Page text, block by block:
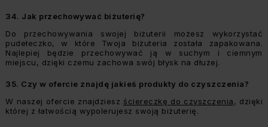
34. Jak przechowywać biżuterię?
Do przechowywania swojej biżuterii możesz wykorzystać
pudełeczko, w które Twoja biżuteria została zapakowana.
Najlepiej będzie przechowywać ją w suchym i ciemnym
miejscu, dzięki czemu zachowa swój błysk na dłużej.
35. Czy w ofercie znajdę jakieś produkty do czyszczenia?
W naszej ofercie znajdziesz ściereczkę do czyszczenia, dzięki
której z łatwością wypolerujesz swoją biżuterię.